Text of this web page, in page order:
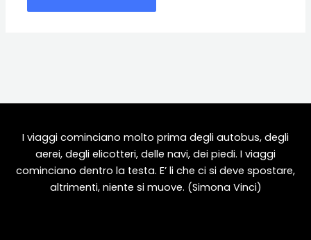
I viaggi cominciano molto prima degli autobus, degli
aerei, degli elicotteri, delle navi, dei piedi. I viaggi
cominciano dentro la testa. E’ li che ci si deve spostare,
altrimenti, niente si muove. (Simona Vinci)